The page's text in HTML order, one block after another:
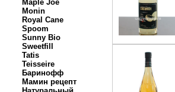
Maple Joe
Monin
Royal Cane
Spoom
Sunny Bio
Sweetfill
Tatis
Teisseire
Баринофф
Мамин рецепт